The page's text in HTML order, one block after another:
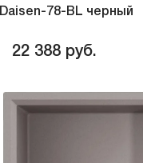
Daisen-78-BL черный
22 388 руб.